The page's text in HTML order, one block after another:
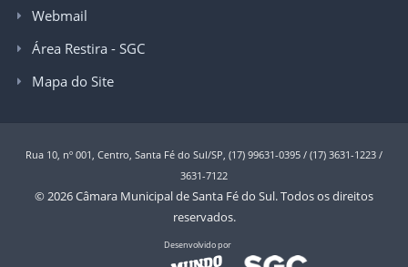
Webmail
Área Restira - SGC
Mapa do Site
Rua 10, nº 001, Centro, Santa Fé do Sul/SP, (17) 99631-0395 / (17) 3631-1223 /
3631-7122
© 2026 Câmara Municipal de Santa Fé do Sul. Todos os direitos
reservados.
Desenvolvido por